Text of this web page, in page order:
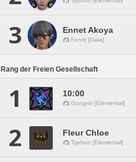
3 Ennet Akoya
Fenrir [Gaia]
Rang der Freien Gesellschaft
1 10:00
Gungnir [Elemental]
2 Fleur Chloe
Typhon [Elemental]